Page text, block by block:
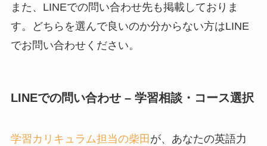
また、LINEでの問い合わせ先も掲載しておりま
す。どちらを選んで良いのか分からない方はLINE
でお問い合わせください。
LINEでの問い合わせ – 学習相談・コース選択
学習カリキュラム担当の柴田 が、あなたの英語力